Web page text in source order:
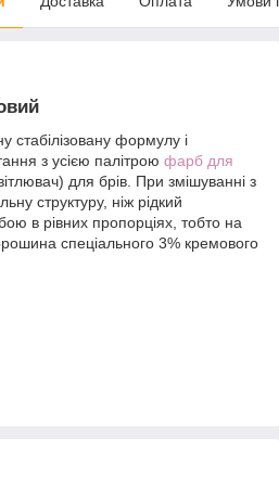
стабілізовану формулу і
з усією палітрою фарб для
для брів. При змішуванні з
структуру, ніж рідкий
в рівних пропорціях, тобто на
спеціального 3% кремового